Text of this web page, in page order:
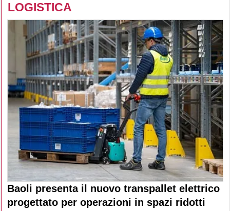
LOGISTICA
Baoli presenta il nuovo transpallet elettrico
progettato per operazioni in spazi ridotti